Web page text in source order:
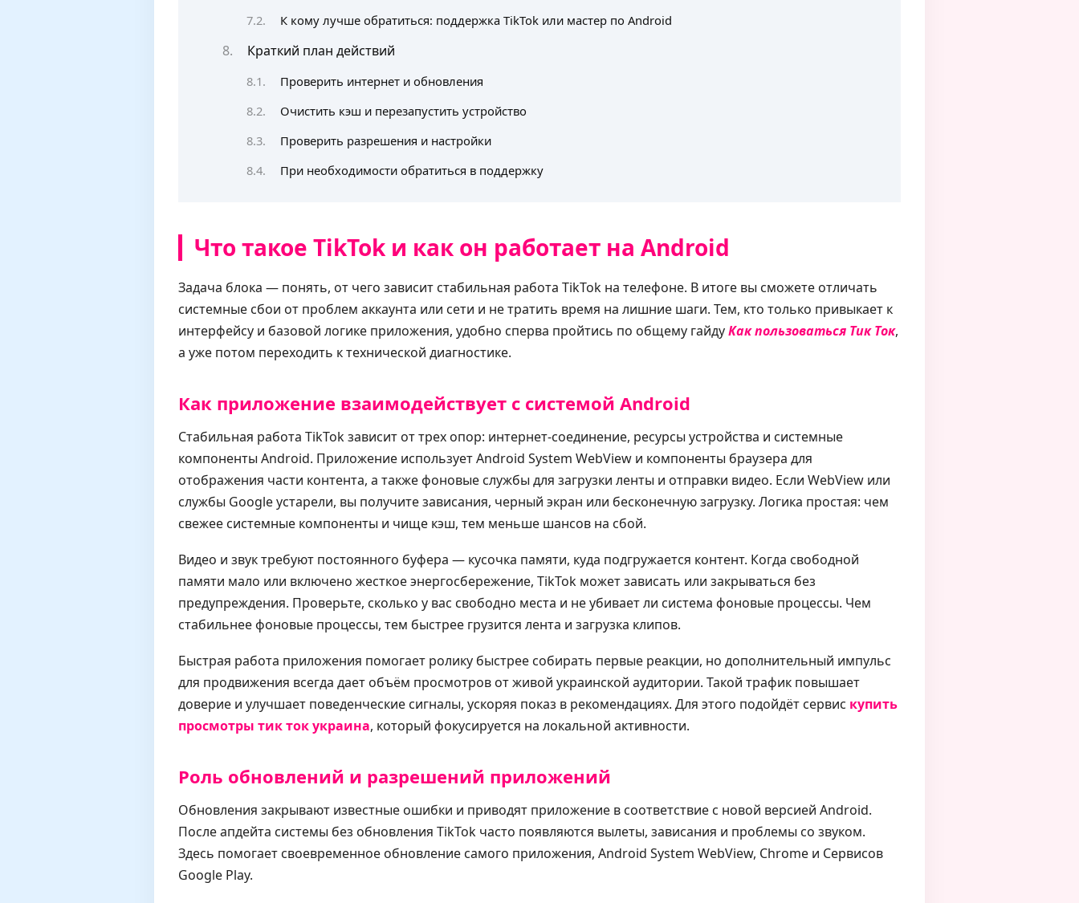
К кому лучше обратиться: поддержка TikTok или мастер по Android
Краткий план действий
Проверить интернет и обновления
Очистить кэш и перезапустить устройство
Проверить разрешения и настройки
При необходимости обратиться в поддержку
Что такое TikTok и как он работает на Android
Задача блока — понять, от чего зависит стабильная работа TikTok на телефоне. В итоге вы сможете отличать
системные сбои от проблем аккаунта или сети и не тратить время на лишние шаги. Тем, кто только привыкает к
интерфейсу и базовой логике приложения, удобно сперва пройтись по общему гайдуКак пользоваться Тик Ток,
а уже потом переходить к технической диагностике.
Как приложение взаимодействует с системой Android
Стабильная работа TikTok зависит от трех опор: интернет-соединение, ресурсы устройства и системные
компоненты Android. Приложение использует Android System WebView и компоненты браузера для
отображения части контента, а также фоновые службы для загрузки ленты и отправки видео. Если WebView или
службы Google устарели, вы получите зависания, черный экран или бесконечную загрузку. Логика простая: чем
свежее системные компоненты и чище кэш, тем меньше шансов на сбой.
Видео и звук требуют постоянного буфера — кусочка памяти, куда подгружается контент. Когда свободной
памяти мало или включено жесткое энергосбережение, TikTok может зависать или закрываться без
предупреждения. Проверьте, сколько у вас свободно места и не убивает ли система фоновые процессы. Чем
стабильнее фоновые процессы, тем быстрее грузится лента и загрузка клипов.
Быстрая работа приложения помогает ролику быстрее собирать первые реакции, но дополнительный импульс
для продвижения всегда дает объём просмотров от живой украинской аудитории. Такой трафик повышает
доверие и улучшает поведенческие сигналы, ускоряя показ в рекомендациях. Для этого подойдёт сервис купить
просмотры тик ток украина, который фокусируется на локальной активности.
Роль обновлений и разрешений приложений
Обновления закрывают известные ошибки и приводят приложение в соответствие с новой версией Android.
После апдейта системы без обновления TikTok часто появляются вылеты, зависания и проблемы со звуком.
Здесь помогает своевременное обновление самого приложения, Android System WebView, Chrome и Сервисов
Google Play.